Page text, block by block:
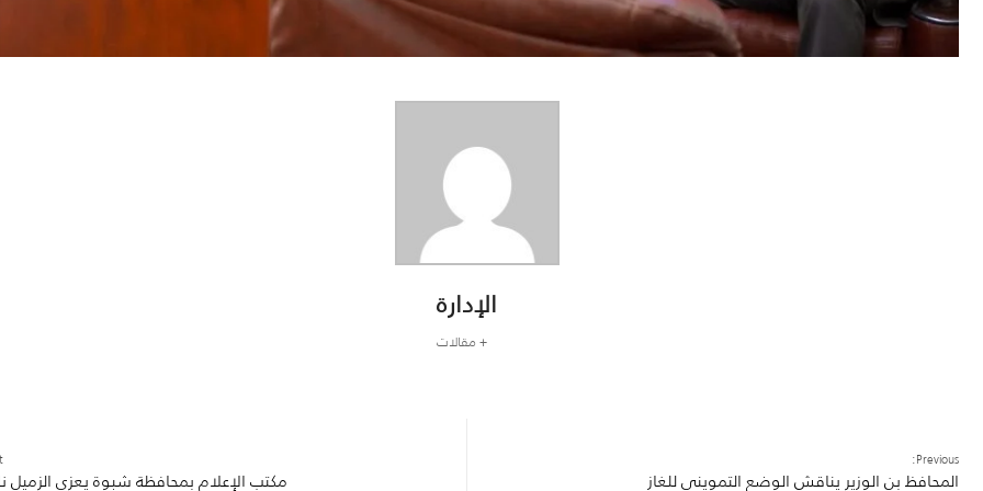
الإدارة
+ مقالات
Previous:
المحافظ بن الوزير يناقش الوضع التمويني للغاز مكتب الإعلام بمحافظة شبوة يعزي الزميل